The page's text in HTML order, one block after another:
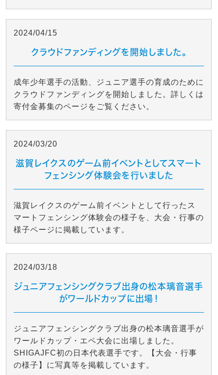
2024/04/15
クラウドファンディングを開始しました。
成年少年選手の活動、ジュニア選手の育成のために
クラウドファンディングを開始しました。詳しくは
寄付金募集のページをご覧ください。
2024/03/20
滋賀レイクスのゲーム前イベントとしてスマート
フェンシング体験会を行いました
滋賀レイクスのゲーム前イベントとして行ったス
マートフェンシング体験会の様子を、大会・行事の
様子ページに掲載しています。
2024/03/18
ジュニアフェンシングクラブ出身の松本璃音選手
がワールドカップに出場！
ジュニアフェンシングクラブ出身の松本璃音選手が
ワールドカップ・エペ大会に出場しました。
SHIGAJFC初の日本代表選手です。【大会・行事
の様子】に写真等を掲載しています。